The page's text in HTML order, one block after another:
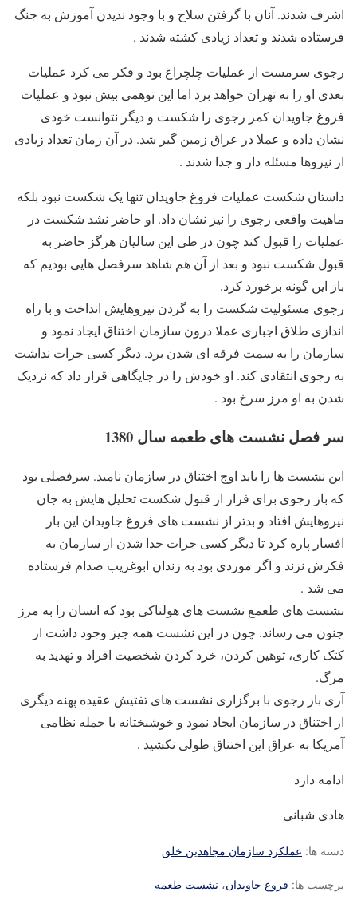
اشرف شدند. آنان با گرفتن سلاح و با وجود ندیدن آموزش به جنگ
فرستاده شدند و تعداد زیادی کشته شدند .
رجوی سرمست از عملیات چلچراغ بود و فکر می کرد عملیات
بعدی او را به تهران خواهد برد اما این توهمی بیش نبود و عملیات
فروغ جاویدان کمر رجوی را شکست و دیگر نتوانست خودی
نشان داده و عملا در عراق زمین گیر شد. در آن زمان تعداد زیادی
از نیروها مسئله دار و جدا شدند .
داستان شکست عملیات فروغ جاویدان تنها یک شکست نبود بلکه
ماهیت واقعی رجوی را نیز نشان داد. او حاضر نشد شکست در
عملیات را قبول کند چون در طی این سالیان هرگز حاضر به
قبول شکست نبود و بعد از آن هم شاهد سرفصل هایی بودیم که
باز این گونه برخورد کرد.
رجوی مسئولیت شکست را به گردن نیروهایش انداخت و با راه
اندازی طلاق اجباری عملا درون سازمان اختناق ایجاد نمود و
سازمان را به سمت فرقه ای شدن برد. دیگر کسی جرات نداشت
به رجوی انتقادی کند. او خودش را در جایگاهی قرار داد که نزدیک
شدن به او مرز سرخ بود .
سر فصل نشست های طعمه سال 1380
این نشست ها را باید اوج اختناق در سازمان نامید. سرفصلی بود
که باز رجوی برای فرار از قبول شکست تحلیل هایش به جان
نیروهایش افتاد و بدتر از نشست های فروغ جاویدان این بار
افسار پاره کرد تا دیگر کسی جرات جدا شدن از سازمان به
فکرش نزند و اگر موردی بود به زندان ابوغریب صدام فرستاده
می شد .
نشست های طعمع نشست های هولناکی بود که انسان را به مرز
جنون می رساند. چون در این نشست همه چیز وجود داشت از
کتک کاری، توهین کردن، خرد کردن شخصیت افراد و تهدید به
مرگ.
آری باز رجوی با برگزاری نشست های تفتیش عقیده پهنه دیگری
از اختناق در سازمان ایجاد نمود و خوشبختانه با حمله نظامی
آمریکا به عراق این اختناق طولی نکشید .
ادامه دارد
هادی شبانی
دسته ها: عملکرد سازمان مجاهدین خلق
برچسب ها: فروغ جاویدان، نشست طعمه